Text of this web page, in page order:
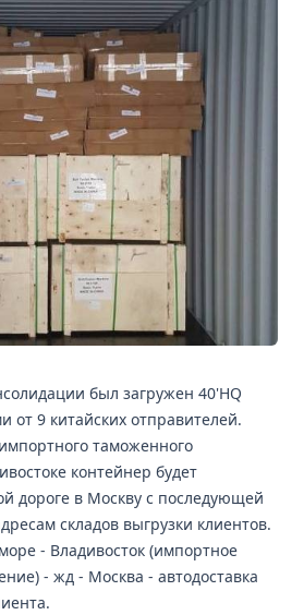
был загружен 40'HQ
от 9 китайских отправителей.
таможенного
контейнер будет
дороге в Москву с последующей
складов выгрузки клиентов.
- Владивосток (импортное
- жд - Москва - автодоставка